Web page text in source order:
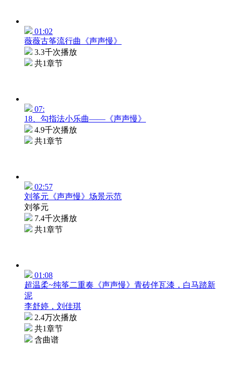
01:02
薇薇古筝流行曲《声声慢》
3.3千次播放
共1章节
07:
18、勾指法小乐曲——《声声慢》
4.9千次播放
共1章节
02:57
刘筝元《声声慢》场景示范
刘筝元
7.4千次播放
共1章节
01:08
超温柔~纯筝二重奏《声声慢》青砖伴瓦漆，白马踏新
泥
李舒婷，刘佳琪
2.4万次播放
共1章节
含曲谱